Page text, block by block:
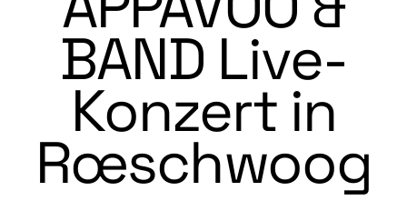
BAND Live-
Konzert in
Rœschwoog